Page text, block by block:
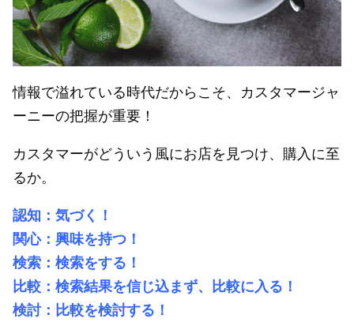
情報で溢れている時代だからこそ、カスタマージャ
ーニーの把握が重要！
カスタマーがどういう風にお店を見つけ、購入に至
るか。
認知：気づく！
関心：興味を持つ！
検索：検索をする！
比較：検索結果を信じ込まず、比較に入る！
検討：比較を検討する！